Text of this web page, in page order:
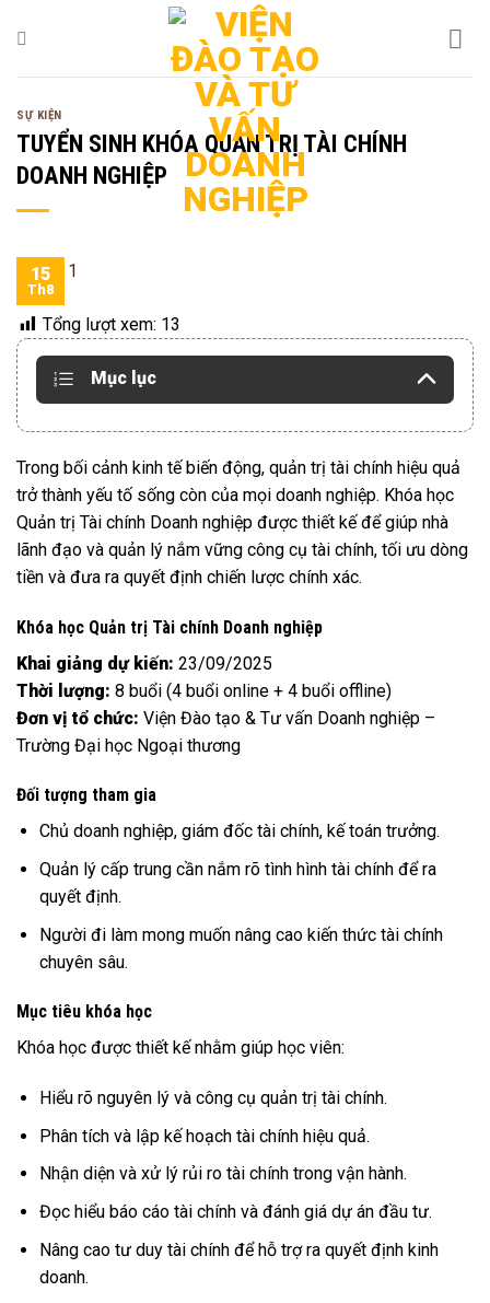
qua
SỰ KIỆN
TUYỂN SINH KHÓA QUẢN TRỊ TÀI CHÍNH
DOANH NGHIỆP
15
Th8
Tổng lượt xem: 13
Mục lục
Trong bối cảnh kinh tế biến động, quản trị tài chính hiệu quả
trở thành yếu tố sống còn của mọi doanh nghiệp. Khóa học
Quản trị Tài chính Doanh nghiệp được thiết kế để giúp nhà
lãnh đạo và quản lý nắm vững công cụ tài chính, tối ưu dòng
tiền và đưa ra quyết định chiến lược chính xác.
Khóa học Quản trị Tài chính Doanh nghiệp
Khai giảng dự kiến: 23/09/2025
Thời lượng: 8 buổi (4 buổi online + 4 buổi offline)
Đơn vị tổ chức: Viện Đào tạo & Tư vấn Doanh nghiệp –
Trường Đại học Ngoại thương
Đối tượng tham gia
Chủ doanh nghiệp, giám đốc tài chính, kế toán trưởng.
Quản lý cấp trung cần nắm rõ tình hình tài chính để ra
quyết định.
Người đi làm mong muốn nâng cao kiến thức tài chính
chuyên sâu.
Mục tiêu khóa học
Khóa học được thiết kế nhằm giúp học viên:
Hiểu rõ nguyên lý và công cụ quản trị tài chính.
Phân tích và lập kế hoạch tài chính hiệu quả.
Nhận diện và xử lý rủi ro tài chính trong vận hành.
Đọc hiểu báo cáo tài chính và đánh giá dự án đầu tư.
Nâng cao tư duy tài chính để hỗ trợ ra quyết định kinh
doanh.